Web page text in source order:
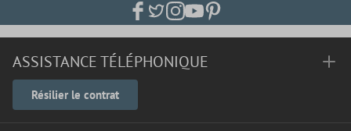
ASSISTANCE TÉLÉPHONIQUE
Résilier le contrat